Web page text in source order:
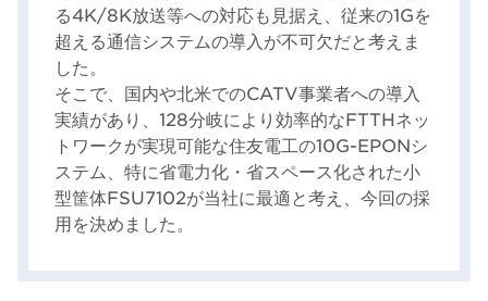
る4K/8K放送等への対応も見据え、従来の1Gを
超える通信システムの導入が不可欠だと考えま
した。
そこで、国内や北米でのCATV事業者への導入
実績があり、128分岐により効率的なFTTHネッ
トワークが実現可能な住友電工の10G-EPONシ
ステム、特に省電力化・省スペース化された小
型筐体FSU7102が当社に最適と考え、今回の採
用を決めました。